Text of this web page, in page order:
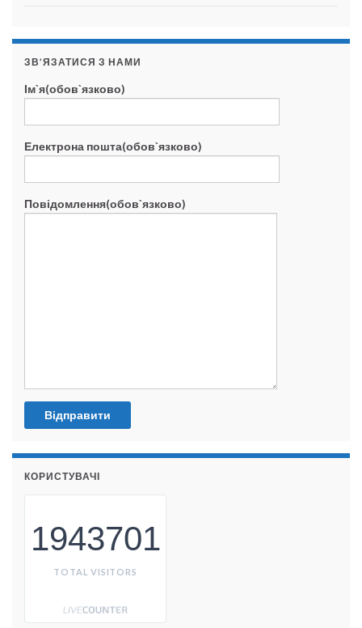
ЗВ’ЯЗАТИСЯ З НАМИ
Ім`я(обов`язково)
Електрона пошта(обов`язково)
Повідомлення(обов`язково)
КОРИСТУВАЧІ
1943701
TOTAL VISITORS